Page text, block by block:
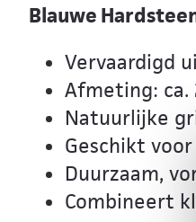
Blauwe
Vervaardigd
Afmeting: ca.
Natuurlijke
Geschikt
Duurzaam,
Combineert